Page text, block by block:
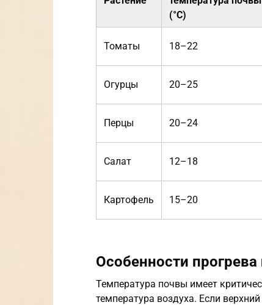
(°C)
Томаты 18–22
Огурцы 20–25
Перцы 20–24
Салат 12–18
Картофель 15–20
Особенности
Температура почвы имеет
температура воздуха. Если